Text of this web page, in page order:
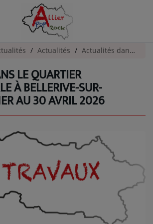
Actualités Actualités dans l'Allier
LE QUARTIER
À BELLERIVE-SUR-
AU 30 AVRIL 2026